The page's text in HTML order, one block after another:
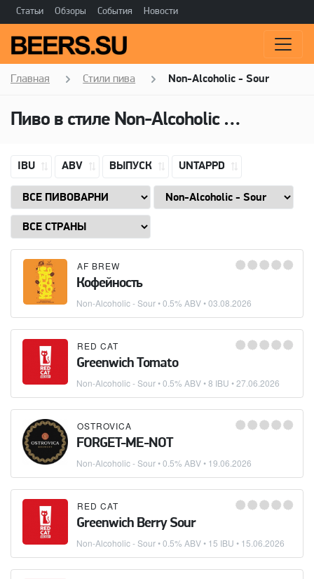
Статьи Обзоры События Новости
Главная Стили пива Non-Alcoholic - Sour
Пиво в стиле Non-Alcoholic - Sour
IBU ABV ВЫПУСК UNTAPPD
AF BREW
Кофейность
Non-Alcoholic - Sour• 0.5% ABV •03.08.2026
RED CAT
Greenwich Tomato
Non-Alcoholic - Sour• 0.5% ABV • 8 IBU •27.06.2026
OSTROVICA
FORGET-ME-NOT
Non-Alcoholic - Sour• 0.5% ABV • 19.06.2026
RED CAT
Greenwich Berry Sour
Non-Alcoholic - Sour• 0.5% ABV • 15 IBU • 15.06.2026